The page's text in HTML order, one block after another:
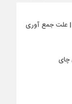
| علت جمع آوری
چای